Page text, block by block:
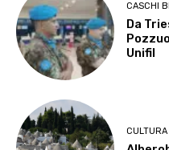
CASCHI
Da
Unifil
CULTURA